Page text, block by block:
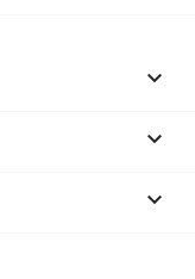


